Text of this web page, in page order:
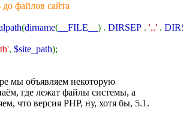
файлов сайта
(dirname( __FILE__ ) . DIRSEP . '..' .
, $site_path);
мы объявляем некоторую
где лежат файлы системы, а
что версия PHP, ну, хотя бы, 5.1.